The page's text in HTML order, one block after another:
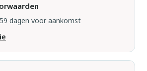
dagen voor aankomst